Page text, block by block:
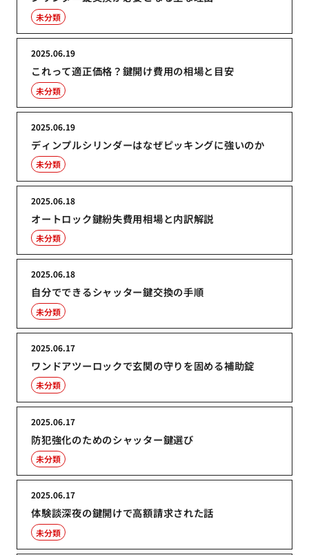
未分類
これって適正価格？鍵開け費用の相場と目安
2025.06.19
未分類
ディンプルシリンダーはなぜピッキングに強いのか
2025.06.19
未分類
オートロック鍵紛失費用相場と内訳解説
2025.06.18
未分類
自分でできるシャッター鍵交換の手順
2025.06.18
未分類
ワンドアツーロックで玄関の守りを固める補助錠
2025.06.17
未分類
防犯強化のためのシャッター鍵選び
2025.06.17
未分類
体験談深夜の鍵開けで高額請求された話
2025.06.17
未分類